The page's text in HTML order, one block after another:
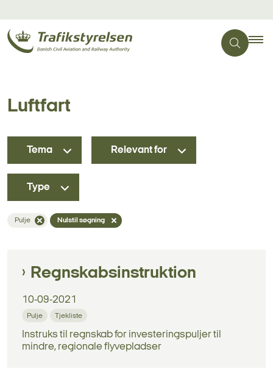
Luftfart
Pulje Nulstil søgning
Tema Relevant for
Type
Regnskabsinstruktion
10-09-2021
Pulje Tjekliste
Instruks til regnskab for investeringspuljer til
mindre, regionale flyvepladser